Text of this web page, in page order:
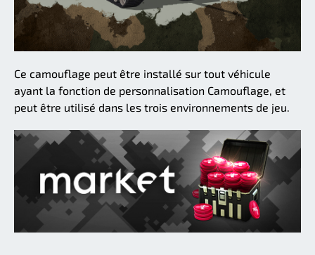
Ce camouflage peut être installé sur tout véhicule
ayant la fonction de personnalisation Camouflage, et
peut être utilisé dans les trois environnements de jeu.